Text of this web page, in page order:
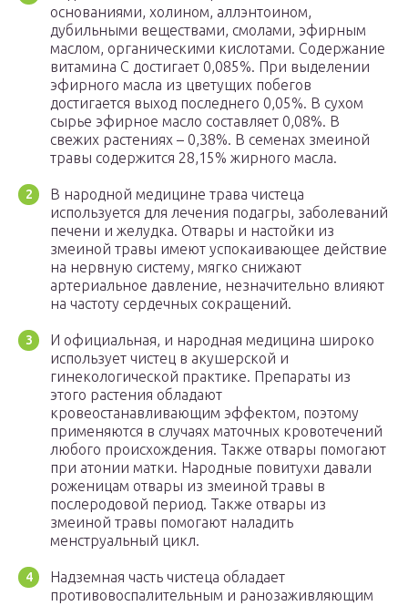
основаниями, холином, аллэнтоином,
дубильными веществами, смолами, эфирным
маслом, органическими кислотами. Содержание
витамина С достигает 0,085%. При выделении
эфирного масла из цветущих побегов
достигается выход последнего 0,05%. В сухом
сырье эфирное масло составляет 0,08%. В
свежих растениях – 0,38%. В семенах змеиной
травы содержится 28,15% жирного масла.
В народной медицине трава чистеца
используется для лечения подагры, заболеваний
печени и желудка. Отвары и настойки из
змеиной травы имеют успокаивающее действие
на нервную систему, мягко снижают
артериальное давление, незначительно влияют
на частоту сердечных сокращений.
И официальная, и народная медицина широко
использует чистец в акушерской и
гинекологической практике. Препараты из
этого растения обладают
кровеостанавливающим эффектом, поэтому
применяются в случаях маточных кровотечений
любого происхождения. Также отвары помогают
при атонии матки. Народные повитухи давали
роженицам отвары из змеиной травы в
послеродовой период. Также отвары из
змеиной травы помогают наладить
менструальный цикл.
Надземная часть чистеца обладает
противовоспалительным и ранозаживляющим